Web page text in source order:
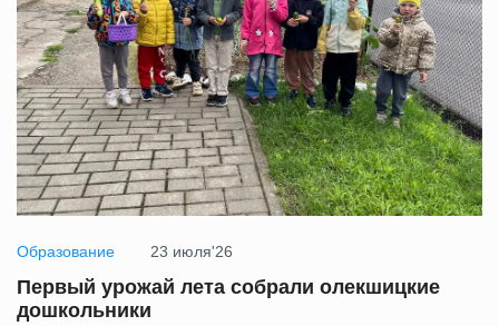
Образование 23 июля'26
Первый урожай лета собрали олекшицкие
дошкольники